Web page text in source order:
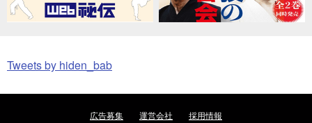
Tweets by hiden_bab
広告募集 運営会社
採用情報